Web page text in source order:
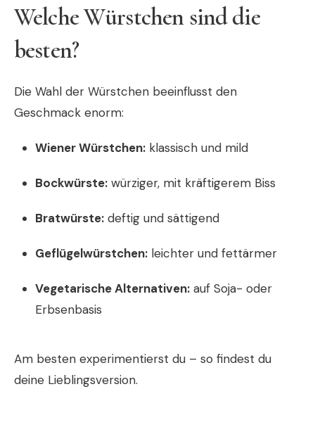
Welche Würstchen sind die
besten?
Die Wahl der Würstchen beeinflusst den
Geschmack enorm:
Wiener Würstchen: klassisch und mild
Bockwürste: würziger, mit kräftigerem Biss
Bratwürste: deftig und sättigend
Geflügelwürstchen: leichter und fettärmer
Vegetarische Alternativen: auf Soja- oder
Erbsenbasis
Am besten experimentierst du – so findest du
deine Lieblingsversion.